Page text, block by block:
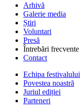
Arhivă
Galerie media
Știri
Voluntari
Presă
Întrebări frecvente
Contact
Echipa festivalului
Povestea noastră
Juriul ediției
Parteneri